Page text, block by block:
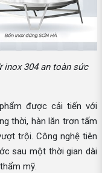
inox 304 an toàn sức
được cải tiến với
thời, hàn lăn trơn tấm
trội. Công nghệ tiên
sau một thời gian dài
mỹ.